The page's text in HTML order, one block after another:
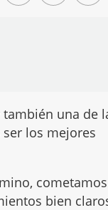
una de
los mejores
cometamos
bien